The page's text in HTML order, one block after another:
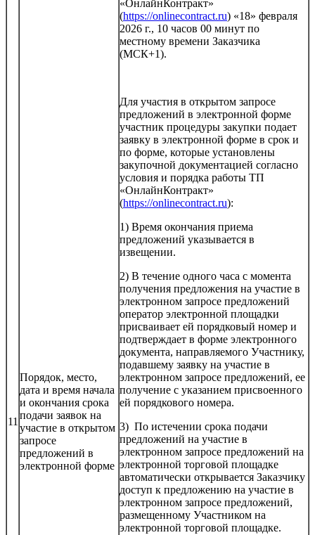
11
Порядок, место,
дата и время начала
и окончания срока
подачи заявок на
участие в открытом
запросе
предложений в
электронной форме
«ОнлайнКонтракт»
(https://onlinecontract.ru) «18» февраля
2026 г., 10 часов 00 минут по
местному времени Заказчика
(МСК+1).
Для участия в открытом запросе
предложений в электронной форме
участник процедуры закупки подает
заявку в электронной форме в срок и
по форме, которые установлены
закупочной документацией согласно
условия и порядка работы ТП
«ОнлайнКонтракт»
(https://onlinecontract.ru):
1) Время окончания приема
предложений указывается в
извещении.
2) В течение одного часа с момента
получения предложения на участие в
электронном запросе предложений
оператор электронной площадки
присваивает ей порядковый номер и
подтверждает в форме электронного
документа, направляемого Участнику,
подавшему заявку на участие в
электронном запросе предложений, ее
получение с указанием присвоенного
ей порядкового номера.
3) По истечении срока подачи
предложений на участие в
электронном запросе предложений на
электронной торговой площадке
автоматически открывается Заказчику
доступ к предложению на участие в
электронном запросе предложений,
размещенному Участником на
электронной торговой площадке.